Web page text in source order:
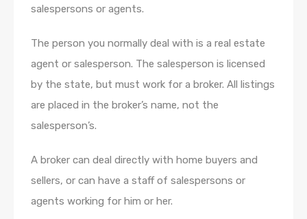
salespersons or agents.
The person you normally deal with is a real estate
agent or salesperson. The salesperson is licensed
by the state, but must work for a broker. All listings
are placed in the broker’s name, not the
salesperson’s.
A broker can deal directly with home buyers and
sellers, or can have a staff of salespersons or
agents working for him or her.